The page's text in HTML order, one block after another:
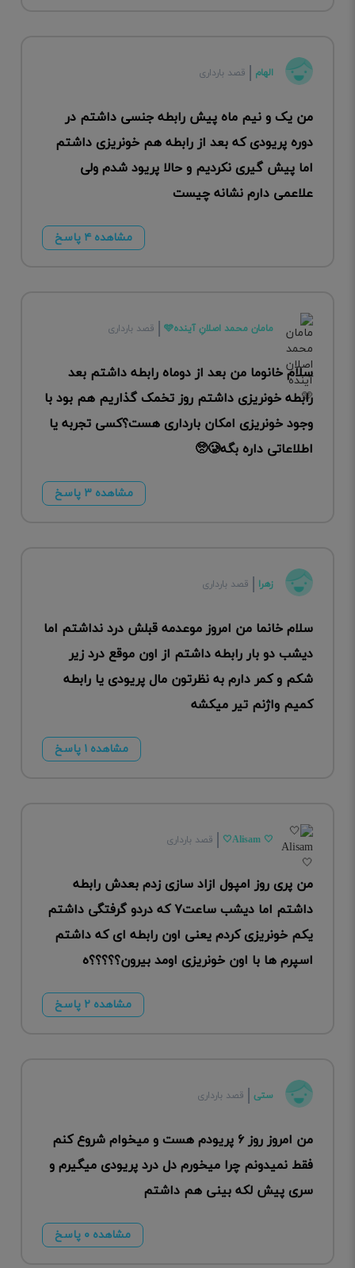
الهام قصد بارداری
من یک و نیم ماه پیش رابطه جنسی داشتم در
دوره پریودی که بعد از رابطه هم خونریزی داشتم
اما پیش گیری نکردیم و حالا پریود شدم ولی
علاعمی دارم نشانه چیست
مشاهده ۴ پاسخ
مامان محمد اصلانِ آینده🩵 قصد بارداری
سلام خانوما من بعد از دوماه رابطه داشتم بعد
رابطه خونریزی داشتم روز تخمک گذاریم هم بود با
وجود خونریزی امکان بارداری هست؟کسی تجربه یا
اطلاعاتی داره بگه🥲🥺
مشاهده ۳ پاسخ
زهرا قصد بارداری
سلام خانما من امروز موعدمه قبلش درد نداشتم اما
دیشب دو بار رابطه داشتم از اون موقع درد زیر
شکم و کمر دارم به نظرتون مال پریودی یا رابطه
کمیم واژنم تیر میکشه
مشاهده ۱ پاسخ
🤍 Alisam🤍 قصد بارداری
من پری روز امپول ازاد سازی زدم بعدش رابطه
داشتم اما دیشب ساعت۷ که دردو گرفتگی داشتم
یکم خونریزی کردم یعنی اون رابطه ای که داشتم
اسپرم ها با اون خونریزی اومد بیرون؟؟؟؟؟ه
مشاهده ۲ پاسخ
ستی قصد بارداری
من امروز روز ۶ پریودم هست و میخوام شروع کنم
فقط نمیدونم چرا میخورم دل درد پریودی میگیرم و
سری پیش لکه بینی هم داشتم
مشاهده ۰ پاسخ